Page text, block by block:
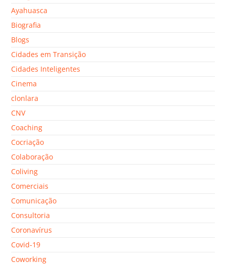
Ayahuasca
Biografia
Blogs
Cidades em Transição
Cidades Inteligentes
Cinema
clonlara
CNV
Coaching
Cocriação
Colaboração
Coliving
Comerciais
Comunicação
Consultoria
Coronavírus
Covid-19
Coworking